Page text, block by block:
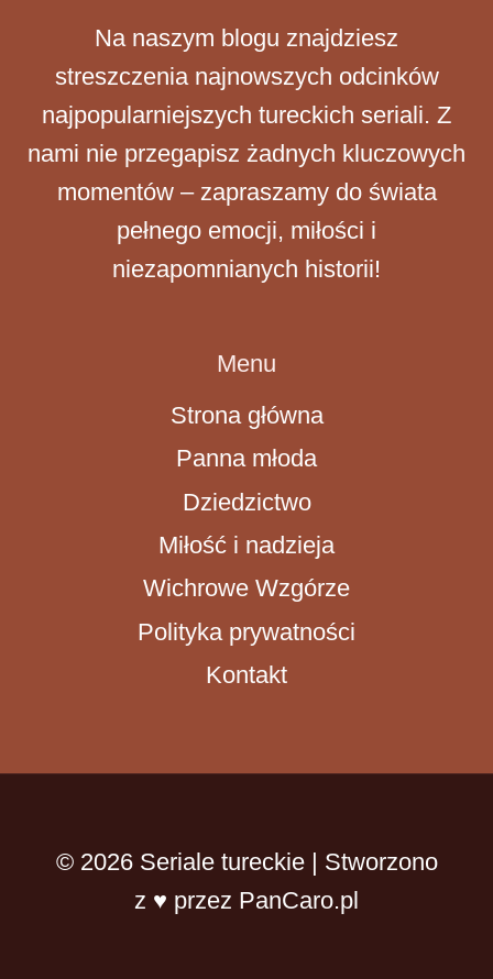
Na naszym blogu znajdziesz
streszczenia najnowszych odcinków
najpopularniejszych tureckich seriali. Z
nami nie przegapisz żadnych kluczowych
momentów – zapraszamy do świata
pełnego emocji, miłości i
niezapomnianych historii!
Menu
Strona główna
Panna młoda
Dziedzictwo
Miłość i nadzieja
Wichrowe Wzgórze
Polityka prywatności
Kontakt
© 2026 Seriale tureckie | Stworzono
z ♥ przez PanCaro.pl